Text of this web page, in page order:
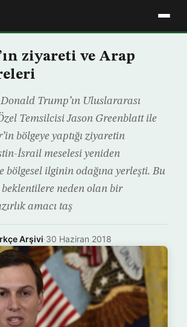
ziyareti ve Arap
Trump’ın Uluslararası
Temsilcisi Jason Greenblatt ile
bölgeye yaptığı ziyaretin
İsrail meselesi yeniden
bölgesel ilginin odağına yerleşti. Bu
neden olan bir
amacı taş
Arşivi·30 Haziran 2018